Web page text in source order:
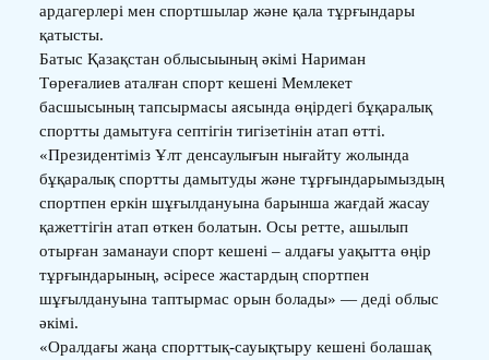
ардагерлері мен спортшылар және қала тұрғындары
қатысты.
Батыс Қазақстан облысыының әкімі Нариман
Төреғалиев аталған спорт кешені Мемлекет
басшысының тапсырмасы аясында өңірдегі бұқаралық
спортты дамытуға септігін тигізетінін атап өтті.
«Президентіміз Ұлт денсаулығын нығайту жолында
бұқаралық спортты дамытуды және тұрғындарымыздың
спортпен еркін шұғылдануына барынша жағдай жасау
қажеттігін атап өткен болатын. Осы ретте, ашылып
отырған заманауи спорт кешені – алдағы уақытта өңір
тұрғындарының, әсіресе жастардың спортпен
шұғылдануына таптырмас орын болады» — деді облыс
әкімі.
«Оралдағы жаңа спорттық-сауықтыру кешені болашақ